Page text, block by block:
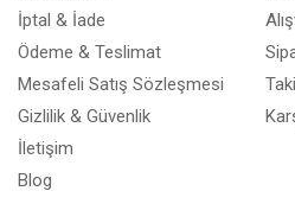
İptal & İade
Ödeme & Teslimat
Mesafeli Satış Sözleşmesi
Gizlilik & Güvenlik
İletişim
Blog